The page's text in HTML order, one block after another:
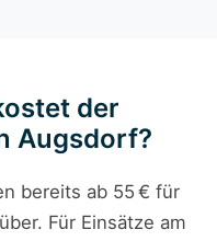
der
Augsdorf?
bereits ab 55 € für
Für Einsätze am